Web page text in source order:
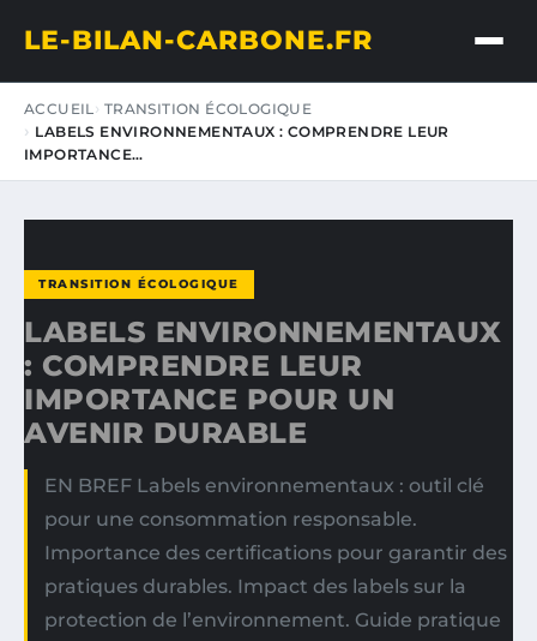
LE-BILAN-CARBONE.FR
ACCUEIL TRANSITION ÉCOLOGIQUE
LABELS ENVIRONNEMENTAUX : COMPRENDRE LEUR
IMPORTANCE…
TRANSITION ÉCOLOGIQUE
LABELS ENVIRONNEMENTAUX
: COMPRENDRE LEUR
IMPORTANCE POUR UN
AVENIR DURABLE
EN BREF Labels environnementaux : outil clé
pour une consommation responsable.
Importance des certifications pour garantir des
pratiques durables. Impact des labels sur la
protection de l’environnement. Guide pratique